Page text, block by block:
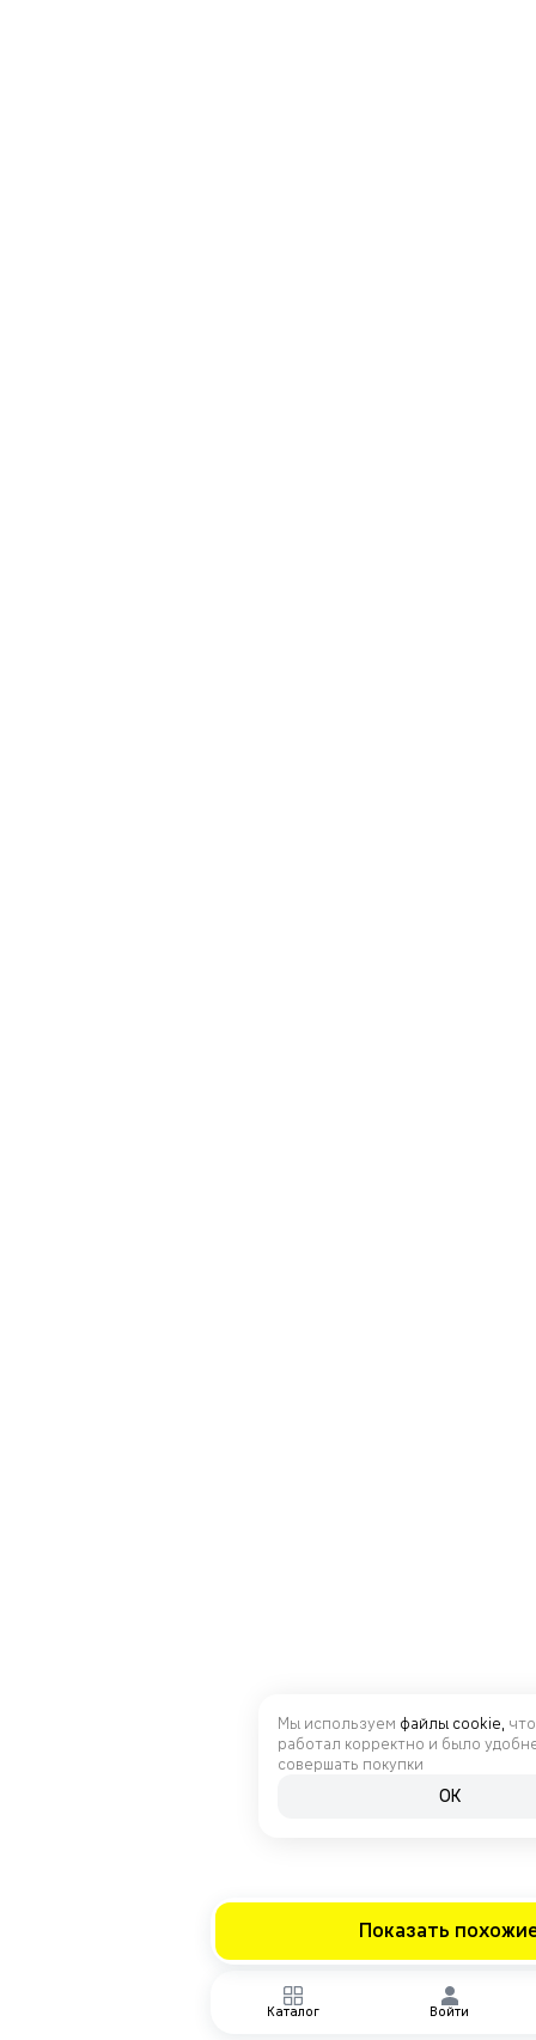
Каталог Войти
Мы используем файлы cookie,
работал корректно и было
совершать покупки
OK
Показать